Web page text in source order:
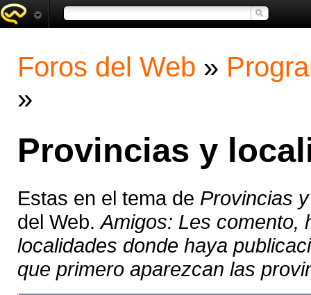
Foros del Web »
»
Provincias y
Estas en el tema de Provincias
del Web.Amigos: Les comento,
localidades donde haya
que primero aparezcan las